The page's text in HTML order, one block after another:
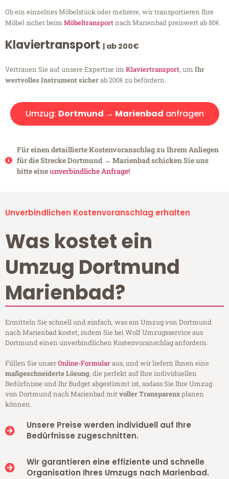
Ob ein einzelnes Möbelstück oder mehrere, wir transportieren Ihre
Möbel sicher beim Möbeltransportnach Marienbad preiswert ab 80€.
Klaviertransport | ab 200€
Vertrauen Sie auf unsere Expertise im Klaviertransport, um Ihr
wertvolles Instrument sicherab 200€ zu befördern.
Umzug: Dortmund → Marienbad anfragen
Für einen detaillierte Kostenvoranschlag zu Ihrem Anliegen
für die Strecke Dortmund → Marienbad schicken Sie uns
bitte eineunverbindliche Anfrage!
Unverbindlichen Kostenvoranschlag erhalten
Was kostet ein
Umzug Dortmund
Marienbad?
Ermitteln Sie schnell und einfach, was ein Umzug von Dortmund
nach Marienbad kostet, indem Sie bei Wolf Umzugsservice aus
Dortmund einen unverbindlichen Kostenvoranschlag anfordern.
Füllen Sie unserOnline-Formularaus, und wir liefern Ihnen eine
maßgeschneiderte Lösung, die perfekt auf Ihre individuellen
Bedürfnisse und Ihr Budget abgestimmt ist, sodass Sie Ihre Umzug
von Dortmund nach Marienbad mitvoller Transparenzplanen
können.
Unsere Preise werden individuell auf Ihre
Bedürfnisse zugeschnitten.
Wir garantieren eine effiziente und schnelle
Organisation Ihres Umzugs nach Marienbad.